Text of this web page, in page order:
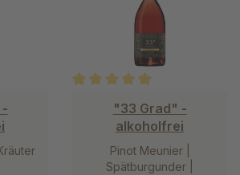
von 4.8 von 5 Sternen
Durchschnittliche Bewertung
"33 Grad" -
alkoholfrei
Pinot Meunier |
Spätburgunder |